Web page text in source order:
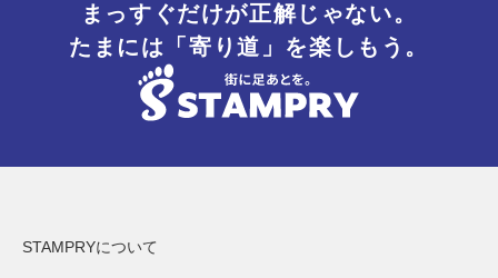
まっすぐだけが正解じゃない。
たまには「寄り道」を楽しもう。
STAMPRYについて